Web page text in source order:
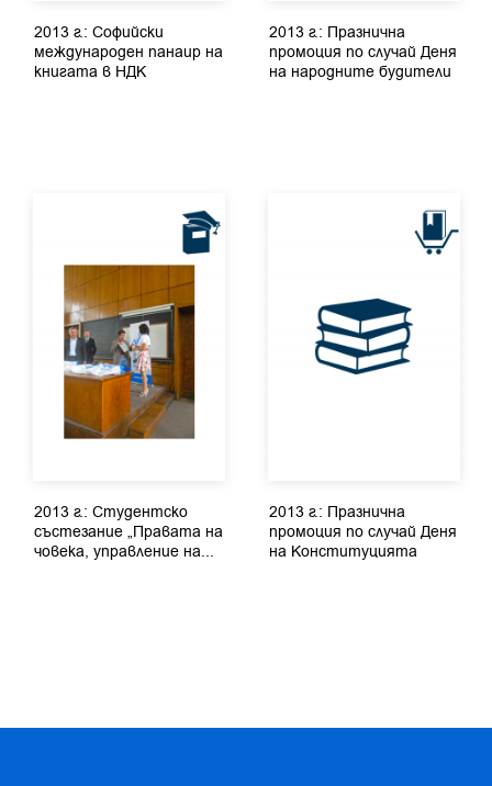
2013 г.: Софийски
международен панаир на
книгата в НДК
2013 г.: Празнична
промоция по случай Деня
на народните будители
2013 г.: Студентско
състезание „Правата на
човека, управление на...
2013 г.: Празнична
промоция по случай Деня
на Конституцията